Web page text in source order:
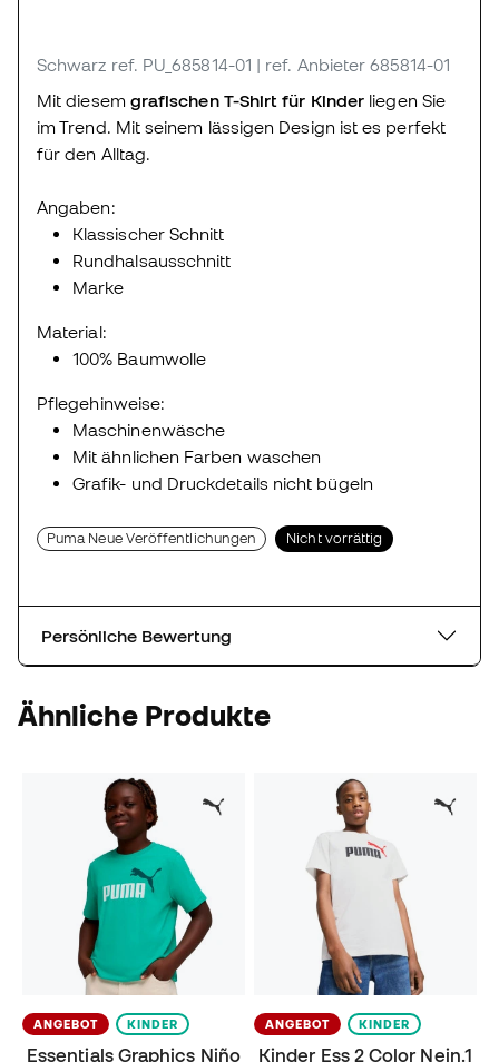
Schwarz ref. PU_685814-01 | ref. Anbieter 685814-01
Mit diesem grafischen T-Shirt für Kinder liegen Sie
im Trend. Mit seinem lässigen Design ist es perfekt
für den Alltag.
Angaben:
Klassischer Schnitt
Rundhalsausschnitt
Marke
Material:
100% Baumwolle
Pflegehinweise:
Maschinenwäsche
Mit ähnlichen Farben waschen
Grafik- und Druckdetails nicht bügeln
Puma Neue Veröffentlichungen Nicht vorrättig
Persönliche Bewertung
Ähnliche Produkte
ANGEBOT KINDER
Essentials Graphics Niño
ANGEBOT KINDER
Kinder Ess 2 Color Nein.1